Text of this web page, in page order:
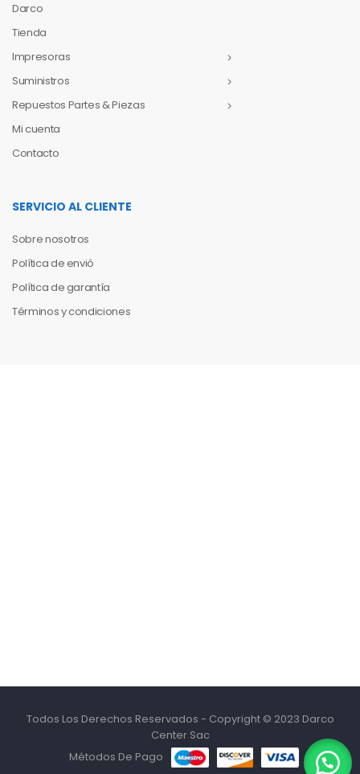
Darco
Tienda
Impresoras
Suministros
Repuestos Partes & Piezas
Mi cuenta
Contacto
SERVICIO AL CLIENTE
Sobre nosotros
Política de envió
Política de garantía
Términos y condiciones
Todos Los Derechos Reservados - Copyright © 2023 Darco
Center Sac
Métodos De Pago